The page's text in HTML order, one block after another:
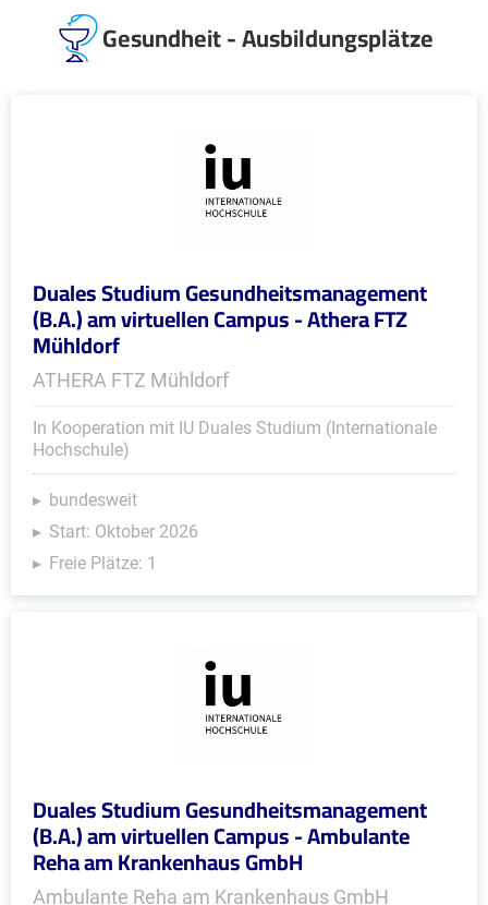
Gesundheit - Ausbildungsplätze
Duales Studium Gesundheitsmanagement
(B.A.) am virtuellen Campus - Athera FTZ
Mühldorf
ATHERA FTZ Mühldorf
In Kooperation mit IU Duales Studium (Internationale
Hochschule)
bundesweit
Start: Oktober 2026
Freie Plätze: 1
Duales Studium Gesundheitsmanagement
(B.A.) am virtuellen Campus - Ambulante
Reha am Krankenhaus GmbH
Ambulante Reha am Krankenhaus GmbH